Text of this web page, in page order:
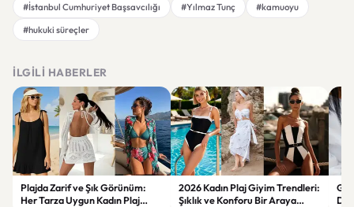
#İstanbul Cumhuriyet Başsavcılığı
#Yılmaz Tunç
#kamuoyu
#hukuki süreçler
İLGILI HABERLER
Plajda Zarif ve Şık Görünüm:
Her Tarza Uygun Kadın Plaj
2026 Kadın Plaj Giyim Trendleri:
Şıklık ve Konforu Bir Araya